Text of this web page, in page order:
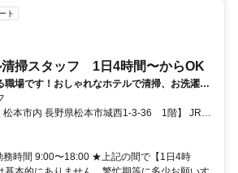
ト
清掃スタッフ 1日4時間〜からOK
職場です！おしゃれなホテルで清掃、お洗濯の
）より徒歩約4分 JR各線「松本駅」ア
バイク・自転車通勤も
側、北松本駅近くのア
時間 9:00〜18:00 ★上記の間で【1日4時